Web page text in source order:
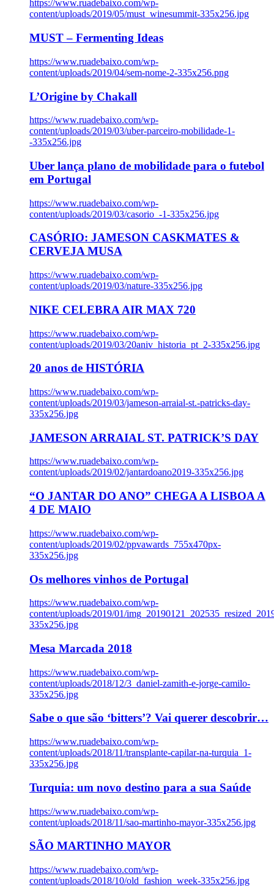
https://www.ruadebaixo.com/wp-
content/uploads/2019/05/must_winesummit-335x256.jpg
MUST – Fermenting Ideas
https://www.ruadebaixo.com/wp-
content/uploads/2019/04/sem-nome-2-335x256.png
L’Origine by Chakall
https://www.ruadebaixo.com/wp-
content/uploads/2019/03/uber-parceiro-mobilidade-1-
-335x256.jpg
Uber lança plano de mobilidade para o futebol
em Portugal
https://www.ruadebaixo.com/wp-
content/uploads/2019/03/casorio_-1-335x256.jpg
CASÓRIO: JAMESON CASKMATES &
CERVEJA MUSA
https://www.ruadebaixo.com/wp-
content/uploads/2019/03/nature-335x256.jpg
NIKE CELEBRA AIR MAX 720
https://www.ruadebaixo.com/wp-
content/uploads/2019/03/20aniv_historia_pt_2-335x256.jpg
20 anos de HISTÓRIA
https://www.ruadebaixo.com/wp-
content/uploads/2019/03/jameson-arraial-st.-patricks-day-
335x256.jpg
JAMESON ARRAIAL ST. PATRICK’S DAY
https://www.ruadebaixo.com/wp-
content/uploads/2019/02/jantardoano2019-335x256.jpg
“O JANTAR DO ANO” CHEGA A LISBOA A
4 DE MAIO
https://www.ruadebaixo.com/wp-
content/uploads/2019/02/ppvawards_755x470px-
335x256.jpg
Os melhores vinhos de Portugal
https://www.ruadebaixo.com/wp-
content/uploads/2019/01/
335x256.jpg
Mesa Marcada 2018
https://www.ruadebaixo.com/wp-
content/uploads/2018/12/3_daniel-zamith-e-jorge-camilo-
335x256.jpg
Sabe o que são ‘bitters’? Vai querer descobrir…
https://www.ruadebaixo.com/wp-
content/uploads/2018/11/transplante-capilar-na-turquia_1-
335x256.jpg
Turquia: um novo destino para a sua Saúde
https://www.ruadebaixo.com/wp-
content/uploads/2018/11/sao-martinho-mayor-335x256.jpg
SÃO MARTINHO MAYOR
https://www.ruadebaixo.com/wp-
content/uploads/2018/10/old_fashion_week-335x256.jpg